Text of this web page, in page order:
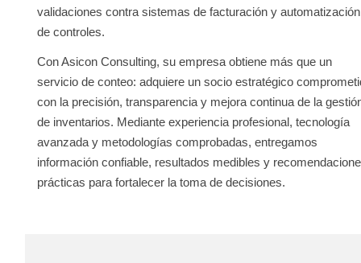
validaciones contra sistemas de facturación y automatización
de controles.
Con Asicon Consulting, su empresa obtiene más que un
servicio de conteo: adquiere un socio estratégico
con la precisión, transparencia y mejora continua de la
de inventarios. Mediante experiencia profesional, tecnología
avanzada y metodologías comprobadas, entregamos
información confiable, resultados medibles y
prácticas para fortalecer la toma de decisiones.